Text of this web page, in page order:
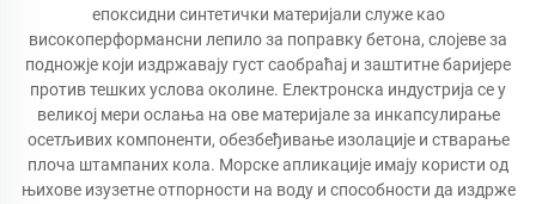
епоксидни синтетички материјали служе као
високоперформансни лепило за поправку бетона, слојеве за
подножје који издржавају густ саобраћај и заштитне баријере
против тешких услова околине. Електронска индустрија се у
великој мери ослања на ове материјале за инкапсулирање
осетљивих компоненти, обезбеђивање изолације и стварање
плоча штампаних кола. Морске апликације имају користи од
њихове изузетне отпорности на воду и способности да издрже